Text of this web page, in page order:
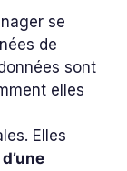
se
de
sont
elles
Elles